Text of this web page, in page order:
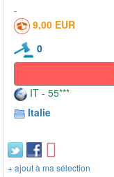
9,00 EUR
0
IT - 55***
Italie
+ ajout à ma sélection